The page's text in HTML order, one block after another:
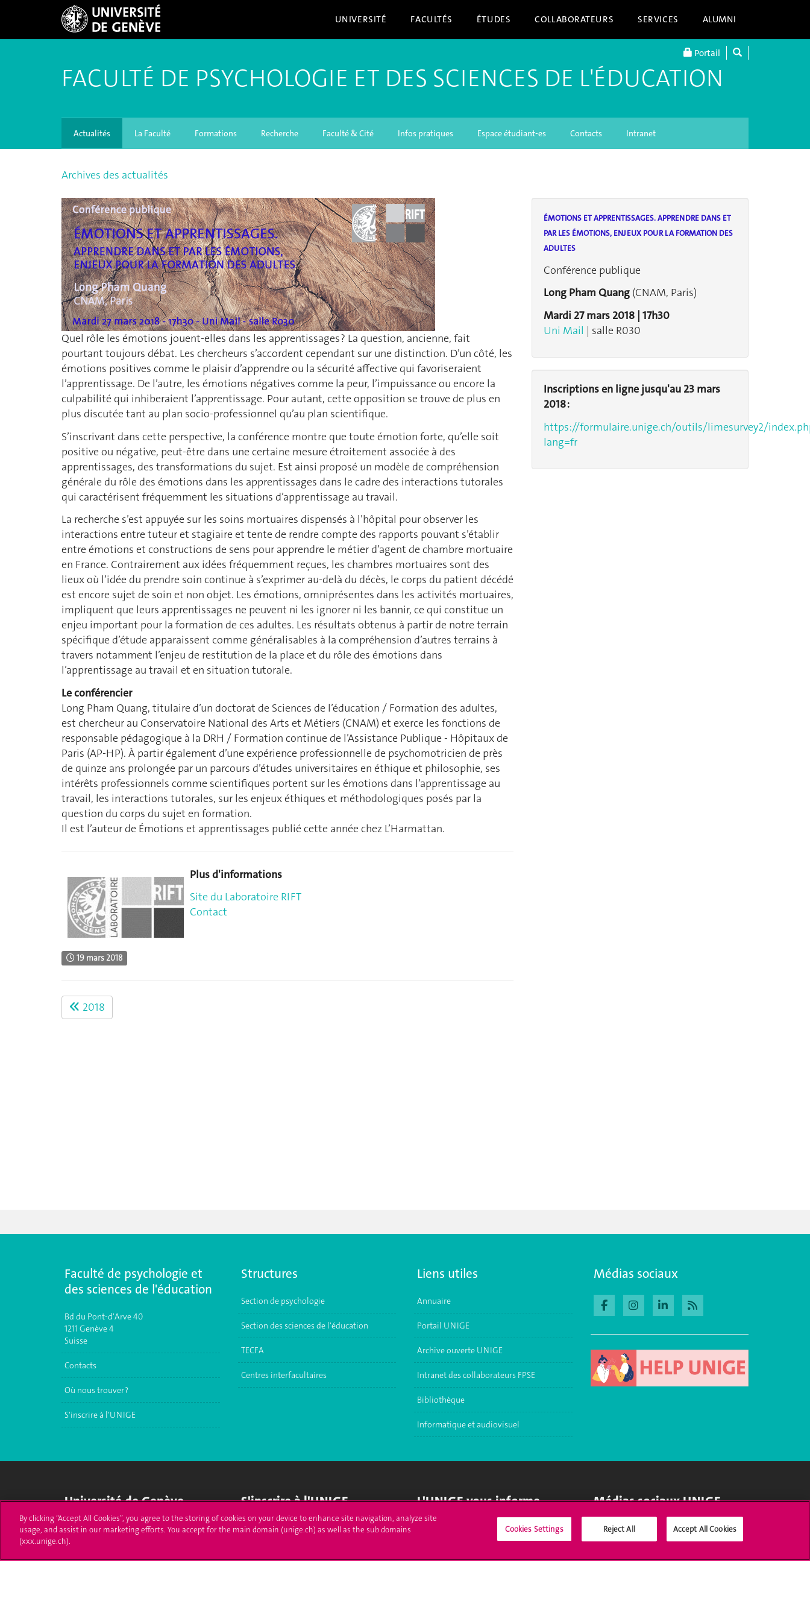
UNIVERSITÉ FACULTÉS ÉTUDES COLLABORATEURS SERVICES ALUMNI
Portail
FACULTÉ DE PSYCHOLOGIE ET DES SCIENCES DE L'ÉDUCATION
Actualités La Faculté Formations Recherche Faculté & Cité Infos pratiques Espace étudiant-es Contacts Intranet
Archives des actualités
Quel rôle les émotions jouent-elles dans les apprentissages ? La question, ancienne, fait
pourtant toujours débat. Les chercheurs s’accordent cependant sur une distinction. D’un côté, les
émotions positives comme le plaisir d’apprendre ou la sécurité affective qui favoriseraient
l’apprentissage. De l’autre, les émotions négatives comme la peur, l’impuissance ou encore la
culpabilité qui inhiberaient l’apprentissage. Pour autant, cette opposition se trouve de plus en
plus discutée tant au plan socio-professionnel qu’au plan scientifique.
S’inscrivant dans cette perspective, la conférence montre que toute émotion forte, qu’elle soit
positive ou négative, peut-être dans une certaine mesure étroitement associée à des
apprentissages, des transformations du sujet. Est ainsi proposé un modèle de compréhension
générale du rôle des émotions dans les apprentissages dans le cadre des interactions tutorales
qui caractérisent fréquemment les situations d’apprentissage au travail.
La recherche s’est appuyée sur les soins mortuaires dispensés à l’hôpital pour observer les
interactions entre tuteur et stagiaire et tente de rendre compte des rapports pouvant s’établir
entre émotions et constructions de sens pour apprendre le métier d’agent de chambre mortuaire
en France. Contrairement aux idées fréquemment reçues, les chambres mortuaires sont des
lieux où l’idée du prendre soin continue à s’exprimer au-delà du décès, le corps du patient décédé
est encore sujet de soin et non objet. Les émotions, omniprésentes dans les activités mortuaires,
impliquent que leurs apprentissages ne peuvent ni les ignorer ni les bannir, ce qui constitue un
enjeu important pour la formation de ces adultes. Les résultats obtenus à partir de notre terrain
spécifique d’étude apparaissent comme généralisables à la compréhension d’autres terrains à
travers notamment l’enjeu de restitution de la place et du rôle des émotions dans
l’apprentissage au travail et en situation tutorale.
Le conférencier
Long Pham Quang, titulaire d’un doctorat de Sciences de l’éducation / Formation des adultes,
est chercheur au Conservatoire National des Arts et Métiers (CNAM) et exerce les fonctions de
responsable pédagogique à la DRH / Formation continue de l’Assistance Publique - Hôpitaux de
Paris (AP-HP). À partir également d’une expérience professionnelle de psychomotricien de près
de quinze ans prolongée par un parcours d’études universitaires en éthique et philosophie, ses
intérêts professionnels comme scientifiques portent sur les émotions dans l’apprentissage au
travail, les interactions tutorales, sur les enjeux éthiques et méthodologiques posés par la
question du corps du sujet en formation.
Il est l’auteur de Émotions et apprentissages publié cette année chez L’Harmattan.
Plus d'informations
Site du Laboratoire RIFT
Contact
19 mars 2018
2018
ÉMOTIONS ET APPRENTISSAGES. APPRENDRE DANS ET
PAR LES ÉMOTIONS, ENJEUX POUR LA FORMATION DES
ADULTES
Conférence publique
Long Pham Quang (CNAM, Paris)
Mardi 27 mars 2018 | 17h30
Uni Mail | salle R030
Inscriptions en ligne jusqu'au 23 mars
2018 :
https://formulaire.unige.ch/outils/limesurvey2/
lang=fr
Faculté de psychologie et
des sciences de l'éducation
Bd du Pont-d'Arve 40
1211 Genève 4
Suisse
Contacts
Où nous trouver ?
S'inscrire à l'UNIGE
Structures
Section de psychologie
Section des sciences de l'éducation
TECFA
Centres interfacultaires
Liens utiles
Annuaire
Portail UNIGE
Archive ouverte UNIGE
Intranet des collaborateurs FPSE
Bibliothèque
Informatique et audiovisuel
Médias sociaux
Université de Genève
24 rue du Général-Dufour
1211 Genève 4
F. +41 (0)22 379 11 34
S'inscrire à l'UNIGE
Immatriculations
L'UNIGE vous informe Médias sociaux UNIGE
By clicking “Accept All Cookies”, you agree to the storing of cookies on your device to enhance site navigation, analyze site
usage, and assist in our marketing efforts. You accept for the main domain (unige.ch) as well as the sub domains
(xxx.unige.ch).
Cookies Settings Reject All Accept All Cookies